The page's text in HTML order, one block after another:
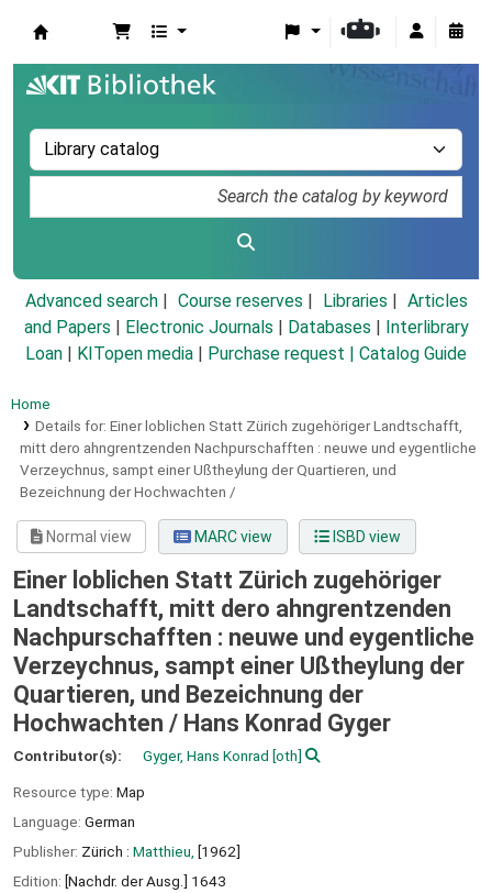
Advanced search Course reserves Libraries
Articles
and Papers
Electronic Journals Databases
Interlibrary
Loan
KITopen media Purchase request | Catalog Guide
Home
Details for: Einer loblichen Statt Zürich zugehöriger Landtschafft,
mitt dero ahngrentzenden Nachpurschafften : neuwe und eygentliche
Verzeychnus, sampt einer Ußtheylung der Quartieren, und
Bezeichnung der Hochwachten /
Normal view MARC view ISBD view
Einer loblichen Statt Zürich zugehöriger
Landtschafft, mitt dero ahngrentzenden
Nachpurschafften : neuwe und eygentliche
Verzeychnus, sampt einer Ußtheylung der
Quartieren, und Bezeichnung der
Hochwachten / Hans Konrad Gyger
Contributor(s): Gyger, Hans Konrad [oth]
Resource type: Map
Language: German
Publisher: Zürich : Matthieu, [1962]
Edition: [Nachdr. der Ausg.] 1643